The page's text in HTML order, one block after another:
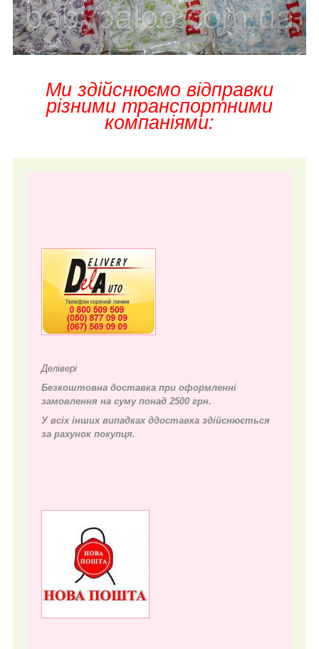
Ми здійснюємо відправки
різними транспортними
компаніями:
Делівері
Безкоштовна доставка при оформленні
замовлення на суму понад 2500 грн.
У всіх інших випадках ддоставка здійснюється
за рахунок покупця.